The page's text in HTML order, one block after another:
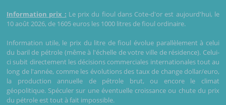
Information prix : Le prix du fioul dans Cote-d'or est aujourd'hui, le
10 août 2026, de 1605 euros les 1000 litres de fioul ordinaire.
Information utile, le prix du litre de fioul évolue parallèlement à celui
du baril de pétrole (même à l'échelle de votre ville de résidence). Celui-
ci subit directement les décisions commerciales internationales tout au
long de l'année, comme les évolutions des taux de change dollar/euro,
la production annuelle de pétrole brut, ou encore le climat
géopolitique. Spéculer sur une éventuelle croissance ou chute du prix
du pétrole est tout à fait impossible.